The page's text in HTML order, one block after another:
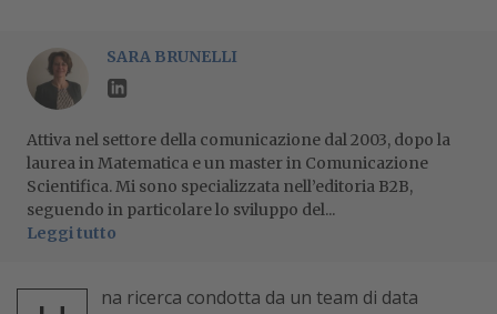
SARA BRUNELLI
Attiva nel settore della comunicazione dal 2003, dopo la
laurea in Matematica e un master in Comunicazione
Scientifica. Mi sono specializzata nell’editoria B2B,
seguendo in particolare lo sviluppo del...
Leggi tutto
na ricerca condotta da un team di data